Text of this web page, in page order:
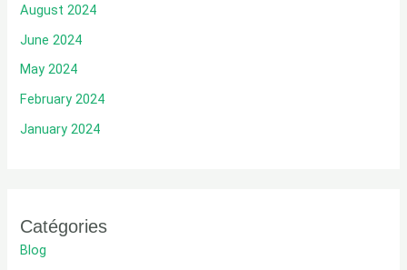
August 2024
June 2024
May 2024
February 2024
January 2024
Catégories
Blog